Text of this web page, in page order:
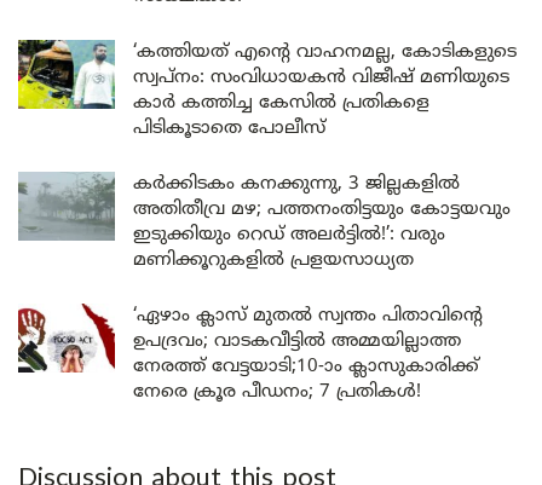
‘കത്തിയത് എന്റെ വാഹനമല്ല, കോടികളുടെ
സ്വപ്നം: സംവിധായകൻ വിജീഷ് മണിയുടെ
കാർ കത്തിച്ച കേസിൽ പ്രതികളെ
പിടികൂടാതെ പോലീസ്
കർക്കിടകം കനക്കുന്നു, 3 ജില്ലകളിൽ
അതിതീവ്ര മഴ; പത്തനംതിട്ടയും കോട്ടയവും
ഇടുക്കിയും റെഡ് അലർട്ടിൽ!’: വരും
മണിക്കൂറുകളിൽ പ്രളയസാധ്യത
‘ഏഴാം ക്ലാസ് മുതൽ സ്വന്തം പിതാവിന്റെ
ഉപദ്രവം; വാടകവീട്ടിൽ അമ്മയില്ലാത്ത
നേരത്ത് വേട്ടയാടി;10-ാം ക്ലാസുകാരിക്ക്
നേരെ ക്രൂര പീഡനം; 7 പ്രതികൾ!